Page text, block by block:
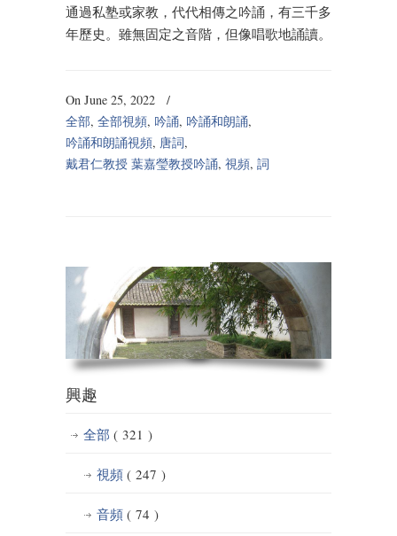
通過私塾或家教，代代相傳之吟誦，有三千多
年歷史。雖無固定之音階，但像唱歌地誦讀。
On June 25, 2022
/
全部, 全部視頻, 吟誦, 吟誦和朗誦,
吟誦和朗誦視頻, 唐詞,
戴君仁教授 葉嘉瑩教授吟誦, 視頻, 詞
興趣
全部 ( 321 )
視頻 ( 247 )
音頻 ( 74 )